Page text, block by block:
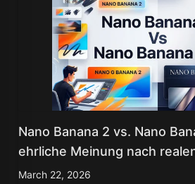
Nano Banana 2 vs. Nano
ehrliche Meinung nach
March 22, 2026